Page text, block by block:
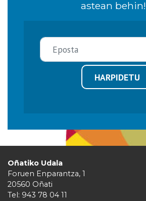
astean behin!
HARPIDETU
Oñatiko Udala
Foruen Enparantza, 1
20560 Oñati
Tel: 943 78 04 11